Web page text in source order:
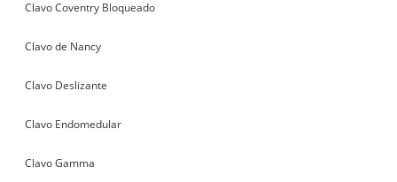
Clavo Coventry Bloqueado
Clavo de Nancy
Clavo Deslizante
Clavo Endomedular
Clavo Gamma